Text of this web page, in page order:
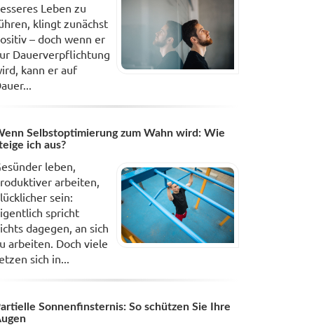
Leben zu
klingt zunächst
– doch wenn er
Dauerverpflichtung
kann er auf
Selbstoptimierung zum Wahn wird: Wie
ich aus?
leben,
arbeiten,
sein:
spricht
dagegen, an sich
arbeiten. Doch viele
sich in...
Sonnenfinsternis: So schützen Sie Ihre